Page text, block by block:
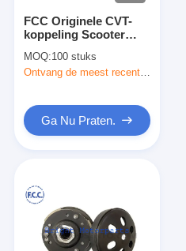
Over ons
FCC Originele CVT-
koppeling Scooter
Katrol Assy voor
Honda FIZY 125
MOQ:100 stuks
Ontvang de meest recente Prijs
Ga Nu Praten.